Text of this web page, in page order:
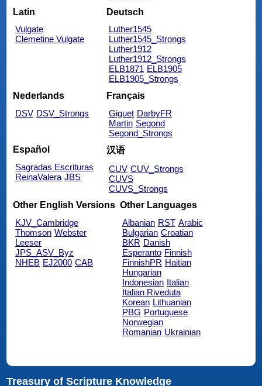
Latin
Vulgate
Clemetine Vulgate
Deutsch
Luther1545
Luther1545_Strongs
Luther1912
Luther1912_Strongs
ELB1871 ELB1905
ELB1905_Strongs
Nederlands
DSV DSV_Strongs
Français
Giguet DarbyFR
Martin Segond
Segond_Strongs
Español
Sagradas Escrituras
ReinaValera JBS
汉语
CUV CUV_Strongs
CUVS
CUVS_Strongs
Other English Versions
KJV_Cambridge
Thomson Webster
Leeser
JPS_ASV_Byz
NHEB EJ2000 CAB
Other Languages
Albanian RST Arabic
Bulgarian Croatian
BKR Danish
Esperanto Finnish
FinnishPR Haitian
Hungarian
Indonesian Italian
Italian Riveduta
Korean Lithuanian
PBG Portuguese
Norwegian
Romanian Ukrainian
Treasury of Scripture Knowledge